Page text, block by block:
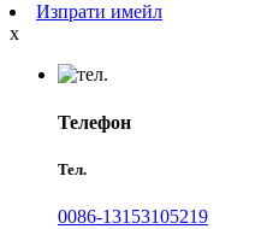
Изпрати имейл
x
Телефон
Тел.
0086-13153105219